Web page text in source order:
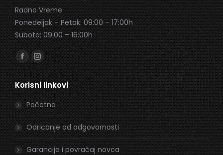
Radno Vreme
Ponedeljak – Petak: 09:00 – 17:00h
Subota: 09:00 – 16:00h
Find us on:
Facebook
page
opens
in
new
window
Instagram
page
opens
in
new
window
Korisni linkovi
Početna
Odricanje od odgovornosti
Garancija i povraćaj novca